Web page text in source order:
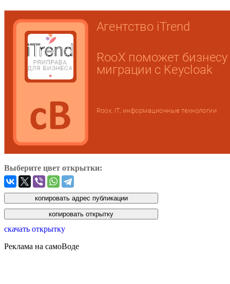
Выберите цвет открытки:
скачать открытку
Реклама на самоВоде